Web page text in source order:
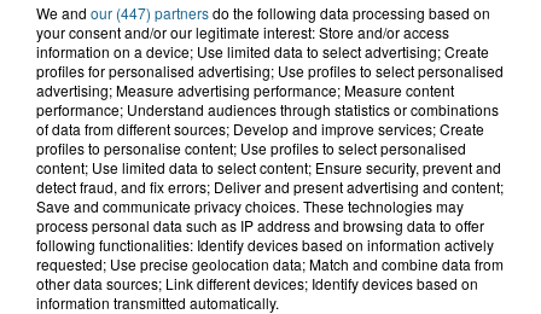
7h21
Samer : deux adolescents de 14 et 15
ans grièvement blessés dans un...
8 août 2026
Âgée de 54 ans, une femme se blesse
dans un accident de trottinette...
We and our (447) partnersdo the following data processing based on
your consent and/or our legitimate interest: Store and/or access
information on a device; Use limited data to select advertising; Create
profiles for personalised advertising; Use profiles to select personalised
advertising; Measure advertising performance; Measure content
performance; Understand audiences through statistics or combinations
of data from different sources; Develop and improve services; Create
profiles to personalise content; Use profiles to select personalised
content; Use limited data to select content; Ensure security, prevent and
detect fraud, and fix errors; Deliver and present advertising and content;
Save and communicate privacy choices. These technologies may
process personal data such as IP address and browsing data to offer
following functionalities: Identify devices based on information actively
requested; Use precise geolocation data; Match and combine data from
other data sources; Link different devices; Identify devices based on
information transmitted automatically.